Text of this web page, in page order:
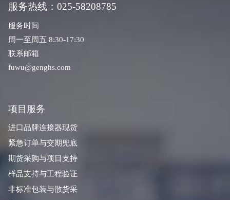
服务热线：025-58208785
服务时间
周一至周五 8:30-17:30
联系邮箱
fuwu@genghs.com
项目服务
进口品牌连接器现货
紧急订单与交期兜底
期货采购与项目支持
样品支持与工程验证
非标准包装与散货采